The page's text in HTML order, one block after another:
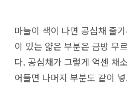
마늘이 색이 나면 공심채 줄
이 있는 얇은 부분은 금방 무
다. 공심채가 그렇게 억센 채
어들면 나머지 부분도 같이